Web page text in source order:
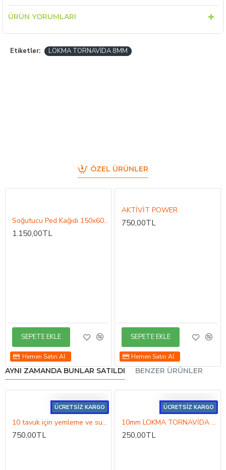
ÜRÜN YORUMLARI
Etiketler: LOKMA TORNAVİDA 8MM
ÖZEL ÜRÜNLER
Soğutucu Ped Kağıdı 150x60x10
1.150,00TL
SEPETE EKLE
Hemen Satın Al
AKTİVİT POWER
750,00TL
SEPETE EKLE
Hemen Satın Al
AYNI ZAMANDA BUNLAR SATILDI BENZER ÜRÜNLER
ÜCRETSİZ KARGO
10 tavuk için yemleme ve sulama hoby set
750,00TL
ÜCRETSİZ KARGO
10mm LOKMA TORNAVİDA 10MM
250,00TL